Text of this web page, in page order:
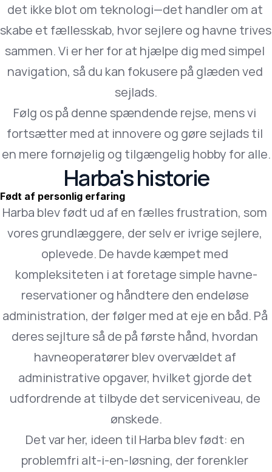
det ikke blot om teknologi—det handler om at
skabe et fællesskab, hvor sejlere og havne trives
sammen. Vi er her for at hjælpe dig med simpel
navigation, så du kan fokusere på glæden ved
sejlads.
Følg os på denne spændende rejse, mens vi
fortsætter med at innovere og gøre sejlads til
en mere fornøjelig og tilgængelig hobby for alle.
Harba's historie
Født af personlig erfaring
Harba blev født ud af en fælles frustration, som
vores grundlæggere, der selv er ivrige sejlere,
oplevede. De havde kæmpet med
kompleksiteten i at foretage simple havne-
reservationer og håndtere den endeløse
administration, der følger med at eje en båd. På
deres sejlture så de på første hånd, hvordan
havneoperatører blev overvældet af
administrative opgaver, hvilket gjorde det
udfordrende at tilbyde det serviceniveau, de
ønskede.
Det var her, ideen til Harba blev født: en
problemfri alt-i-en-løsning, der forenkler